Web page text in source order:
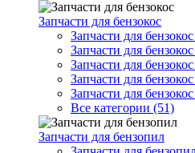
Запчасти для бензокос
Запчасти для
Запчасти для
Запчасти для
Запчасти для
Запчасти для
Все категории (51)
Запчасти для бензопил